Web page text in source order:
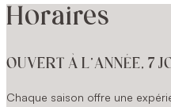
Horaires
OUVERT À L’ANNÉE, 7
Chaque saison offre une